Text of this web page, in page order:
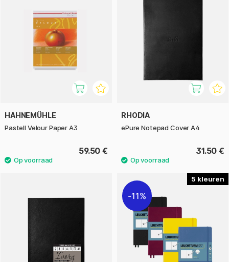
HAHNEMÜHLE
Pastell Velour Paper A3
59.50 €
RHODIA
ePure Notepad Cover A4
31.50 €
5
11%